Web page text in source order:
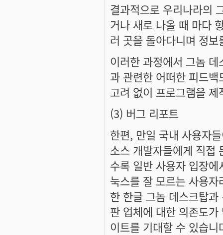
결과적으로 우리나라의
거나 새로 나올 때 마다
러 곳을 돌아다니며 정
이러한 과정에서 그놈
과 관련한 어떠한 피드
고려 없이 프로그램을
(3) 버그 리포트
한편, 만일 국내 사용자
소스 개발자들에게 직접
수록 일반 사용자 입장
눅스를 잘 모르는 사용
한 한글 그놈 데스크탑
판 업체에 대한 의존도
이트를 기대할 수 있습니